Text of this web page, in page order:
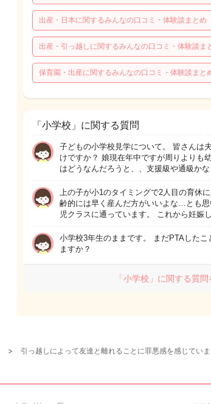
出産・日本に関するみんなの口コミ・体験談まとめ
出産・引っ越しに関するみんなの口コミ・体験談ま
保育園・出産に関するみんなの口コミ・体験談まと
「小学校」に関する質問
子どもの小学校見学について。 皆さんは
けですか？ 娘現在年中ですが周りよりも
はどうなんだろうと、、支援級や通級か
上の子が小1のタイミングで2人目の育休
齢的には早く産んだ方がいいよな…とも
児クラスに通っています。 これから妊娠
小学校3年生のままです。 まだPTAした
ますか？
「小学校」に関する質
引っ越しによって友達と離れることに罪悪感を感じてい